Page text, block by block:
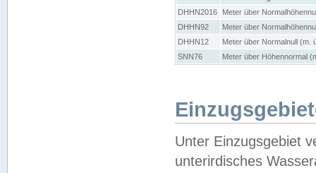
DHHN2016
Meter über
DHHN92
Meter über
DHHN12
Meter über Normalnull (m.
SNN76
Meter über Höhennormal
Unter Einzugsgebiet
unterirdisches